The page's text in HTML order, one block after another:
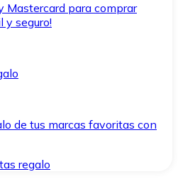
Mastercard para comprar
y seguro!
de tus marcas favoritas con
regalo